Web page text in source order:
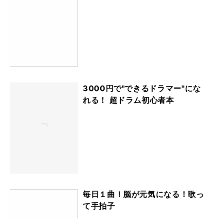
3000円で"できるドラマー"にな
れる！ 超ドラム初心者本
毎日１曲！脳が元気になる！歌っ
て手拍子